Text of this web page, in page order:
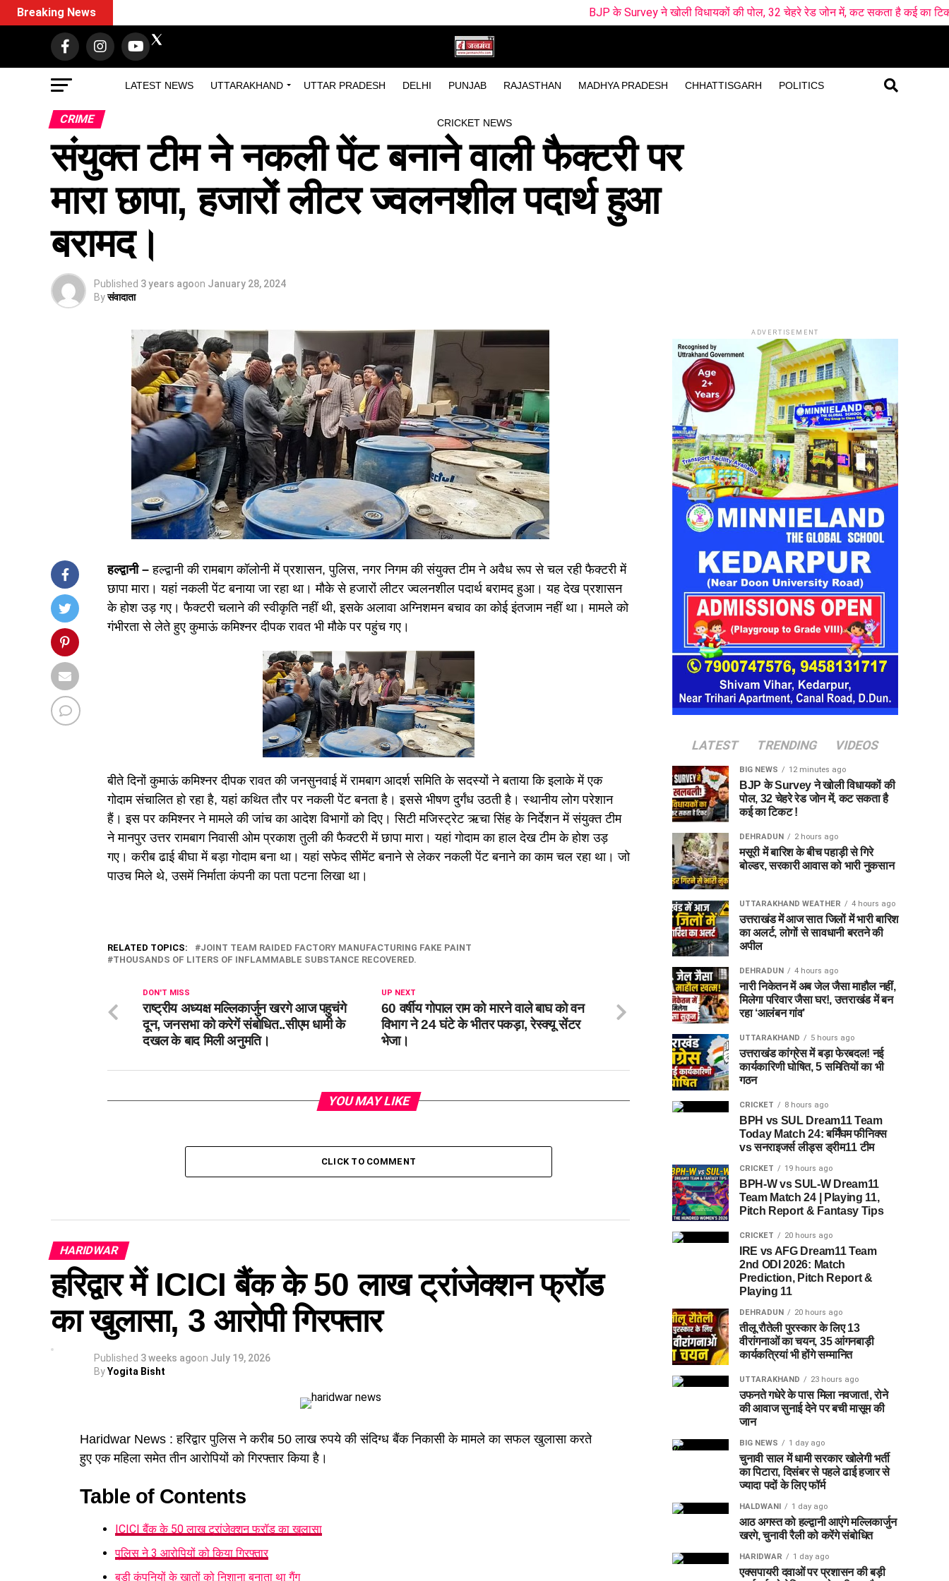
LATEST NEWS UTTARAKHAND UTTAR PRADESH DELHI PUNJAB RAJASTHAN MADHYA PRADESH CHHATTISGARH POLITICS
CRICKET NEWS
Breaking News BJP के Survey ने खोली विधायकों की पोल, 32 चेहरे रेड जोन में, कट सकता है कई का टिकट ! मसूरी
CRIME
संयुक्त टीम ने नकली पेंट बनाने वाली फैक्टरी पर
मारा छापा, हजारों लीटर ज्वलनशील पदार्थ हुआ
बरामद।
Published 3 years agoon January 28, 2024
Byसंवादाता
हल्द्वानी – हल्द्वानी की रामबाग कॉलोनी में प्रशासन, पुलिस, नगर निगम की संयुक्त टीम ने अवैध रूप से चल रही फैक्टरी में
छापा मारा। यहां नकली पेंट बनाया जा रहा था। मौके से हजारों लीटर ज्वलनशील पदार्थ बरामद हुआ। यह देख प्रशासन
के होश उड़ गए। फैक्टरी चलाने की स्वीकृति नहीं थी, इसके अलावा अग्निशमन बचाव का कोई इंतजाम नहीं था। मामले को
गंभीरता से लेते हुए कुमाऊं कमिश्नर दीपक रावत भी मौके पर पहुंच गए।
बीते दिनों कुमाऊं कमिश्नर दीपक रावत की जनसुनवाई में रामबाग आदर्श समिति के सदस्यों ने बताया कि इलाके में एक
गोदाम संचालित हो रहा है, यहां कथित तौर पर नकली पेंट बनता है। इससे भीषण दुर्गंध उठती है। स्थानीय लोग परेशान
हैं। इस पर कमिश्नर ने मामले की जांच का आदेश विभागों को दिए। सिटी मजिस्ट्रेट ऋचा सिंह के निर्देशन में संयुक्त टीम
ने मानपुर उत्तर रामबाग निवासी ओम प्रकाश तुली की फैक्टरी में छापा मारा। यहां गोदाम का हाल देख टीम के होश उड़
गए। करीब ढाई बीघा में बड़ा गोदाम बना था। यहां सफेद सीमेंट बनाने से लेकर नकली पेंट बनाने का काम चल रहा था। जो
पाउच मिले थे, उसमें निर्माता कंपनी का पता पटना लिखा था।
RELATED TOPICS:
JOINT TEAM RAIDED FACTORY MANUFACTURING FAKE PAINT
THOUSANDS OF LITERS OF INFLAMMABLE SUBSTANCE RECOVERED.
UP NEXT
60 वर्षीय गोपाल राम को मारने वाले बाघ को वन
विभाग ने 24 घंटे के भीतर पकड़ा, रेस्क्यू सेंटर
भेजा।
DON'T MISS
राष्ट्रीय अध्यक्ष मल्लिकार्जुन खरगे आज पहुचंगे
दून, जनसभा को करेगें संबोधित..सीएम धामी के
दखल के बाद मिली अनुमति।
YOU MAY LIKE
CLICK TO COMMENT
HARIDWAR
हरिद्वार में ICICI बैंक के 50 लाख ट्रांजेक्शन फ्रॉड
का खुलासा, 3 आरोपी गिरफ्तार
Published 3 weeks agoon July 19, 2026
ByYogita Bisht
Haridwar News : हरिद्वार पुलिस ने करीब 50 लाख रुपये की संदिग्ध बैंक निकासी के मामले का सफल खुलासा करते
हुए एक महिला समेत तीन आरोपियों को गिरफ्तार किया है।
Table of Contents
ICICI बैंक के 50 लाख ट्रांजेक्शन फ्रॉड का खुलासा
पुलिस ने 3 आरोपियों को किया गिरफ्तार
बड़ी कंपनियों के खातों को निशाना बनाता था गैंग
ADVERTISEMENT
LATEST TRENDING VIDEOS
BIG NEWS 12 minutes ago
BJP के Survey ने खोली विधायकों की
पोल, 32 चेहरे रेड जोन में, कट सकता है
कई का टिकट !
DEHRADUN 2 hours ago
मसूरी में बारिश के बीच पहाड़ी से गिरे
बोल्डर, सरकारी आवास को भारी नुकसान
UTTARAKHAND WEATHER 4 hours ago
उत्तराखंड में आज सात जिलों में भारी बारिश
का अलर्ट, लोगों से सावधानी बरतने की
अपील
DEHRADUN 4 hours ago
नारी निकेतन में अब जेल जैसा माहौल नहीं,
मिलेगा परिवार जैसा घर!, उत्तराखंड में बन
रहा ‘आलंबन गांव’
UTTARAKHAND 5 hours ago
उत्तराखंड कांग्रेस में बड़ा फेरबदल! नई
कार्यकारिणी घोषित, 5 समितियों का भी
गठन
CRICKET 8 hours ago
BPH vs SUL Dream11 Team
Today Match 24: बर्मिंघम फीनिक्स
vs सनराइजर्स लीड्स ड्रीम11 टीम
CRICKET 19 hours ago
BPH-W vs SUL-W Dream11
Team Match 24 | Playing 11,
Pitch Report & Fantasy Tips
CRICKET 20 hours ago
IRE vs AFG Dream11 Team
2nd ODI 2026: Match
Prediction, Pitch Report &
Playing 11
DEHRADUN 20 hours ago
तीलू रौतेली पुरस्कार के लिए 13
वीरांगनाओं का चयन, 35 आंगनबाड़ी
कार्यकत्रियां भी होंगे सम्मानित
UTTARAKHAND 23 hours ago
उफनते गधेरे के पास मिला नवजात!, रोने
की आवाज सुनाई देने पर बची मासूम की
जान
BIG NEWS 1 day ago
चुनावी साल में धामी सरकार खोलेगी भर्ती
का पिटारा, दिसंबर से पहले ढाई हजार से
ज्यादा पदों के लिए फॉर्म
HALDWANI 1 day ago
आठ अगस्त को हल्द्वानी आएंगे मल्लिकार्जुन
खरगे, चुनावी रैली को करेंगे संबोधित
HARIDWAR 1 day ago
एक्सपायरी दवाओं पर प्रशासन की बड़ी